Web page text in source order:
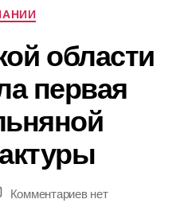
Рубрики
области
первая
Комментариевк
нет